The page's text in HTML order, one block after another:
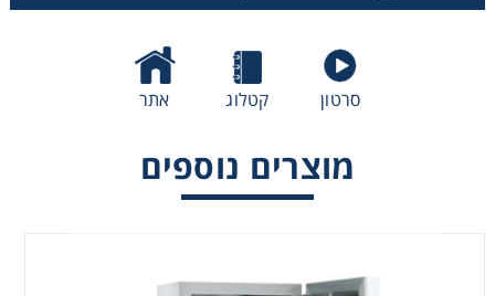
סרטון קטלוג אתר
מוצרים נוספים